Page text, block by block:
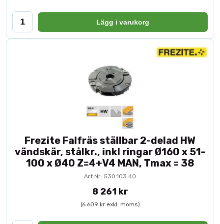
Lägg i varukorg
Frezite Falfräs ställbar 2-delad HW
vändskär, stålkr., inkl ringar Ø160 x 51-
100 x Ø40 Z=4+V4 MAN, Tmax = 38
Art.Nr: 530.103.40
8 261 kr
(6 609 kr exkl. moms)